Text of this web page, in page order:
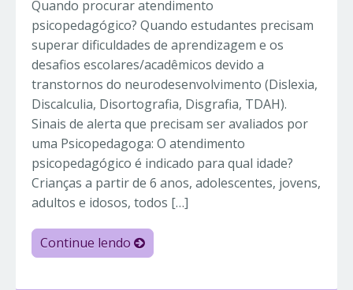
Quando procurar atendimento
psicopedagógico? Quando estudantes precisam
superar dificuldades de aprendizagem e os
desafios escolares/acadêmicos devido a
transtornos do neurodesenvolvimento (Dislexia,
Discalculia, Disortografia, Disgrafia, TDAH).
Sinais de alerta que precisam ser avaliados por
uma Psicopedagoga: O atendimento
psicopedagógico é indicado para qual idade?
Crianças a partir de 6 anos, adolescentes, jovens,
adultos e idosos, todos […]
Continue lendo